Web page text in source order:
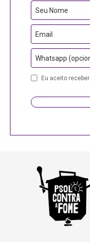
Email
Address
Seu Nome
Email
Whatsapp
Eu aceito